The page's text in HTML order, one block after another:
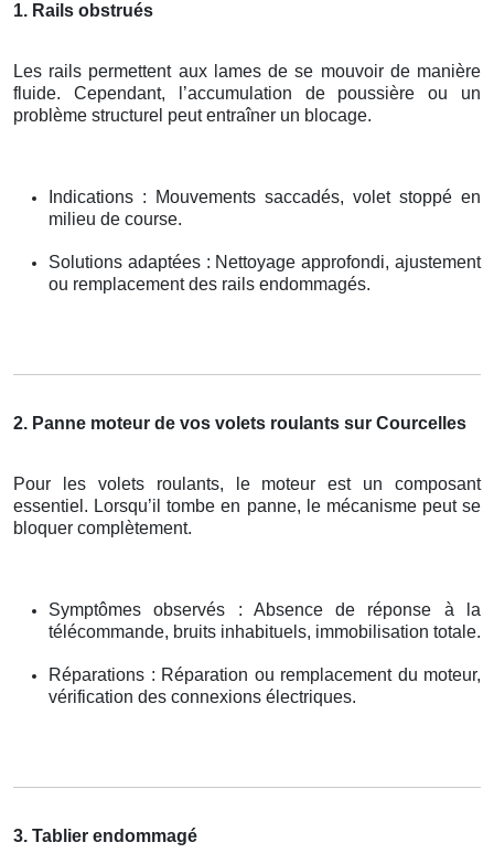
1. Rails obstrués
Les rails permettent aux lames de se mouvoir de manière
fluide. Cependant, l’accumulation de poussière ou un
problème structurel peut entraîner un blocage.
Indications : Mouvements saccadés, volet stoppé en
milieu de course.
Solutions adaptées : Nettoyage approfondi, ajustement
ou remplacement des rails endommagés.
2. Panne moteur de vos volets roulants sur Courcelles
Pour les volets roulants, le moteur est un composant
essentiel. Lorsqu’il tombe en panne, le mécanisme peut se
bloquer complètement.
Symptômes observés : Absence de réponse à la
télécommande, bruits inhabituels, immobilisation totale.
Réparations : Réparation ou remplacement du moteur,
vérification des connexions électriques.
3. Tablier endommagé